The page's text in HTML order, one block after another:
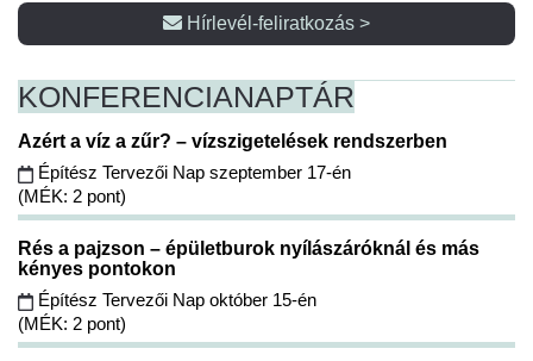
Hírlevél-feliratkozás >
KONFERENCIANAPTÁR
Azért a víz a zűr? – vízszigetelések rendszerben
Építész Tervezői Nap szeptember 17-én
(MÉK: 2 pont)
Rés a pajzson – épületburok nyílászáróknál és más
kényes pontokon
Építész Tervezői Nap október 15-én
(MÉK: 2 pont)